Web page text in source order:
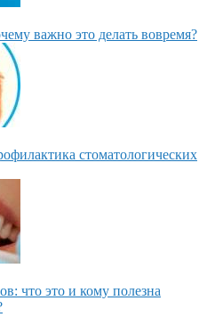
важно это делать вовремя?
стоматологических
что это и кому полезна